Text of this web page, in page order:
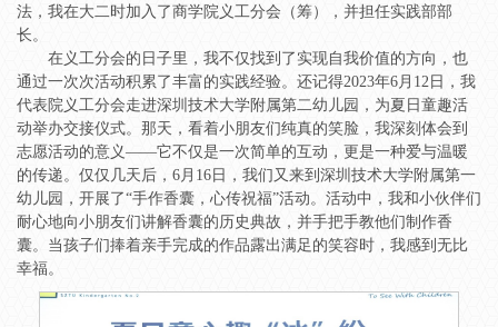
法，我在大二时加入了商学院义工分会（筹），并担任实践部部
长。
在义工分会的日子里，我不仅找到了实现自我价值的方向，也
通过一次次活动积累了丰富的实践经验。还记得2023年6月12日，我
代表院义工分会走进深圳技术大学附属第二幼儿园，为夏日童趣活
动举办交接仪式。那天，看着小朋友们纯真的笑脸，我深刻体会到
志愿活动的意义——它不仅是一次简单的互动，更是一种爱与温暖
的传递。仅仅几天后，6月16日，我们又来到深圳技术大学附属第一
幼儿园，开展了“手作香囊，心传祝福”活动。活动中，我和小伙伴们
耐心地向小朋友们讲解香囊的历史典故，并手把手教他们制作香
囊。当孩子们捧着亲手完成的作品露出满足的笑容时，我感到无比
幸福。